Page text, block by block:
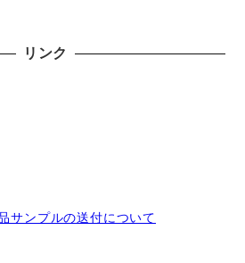
リンク
サンプルの送付について